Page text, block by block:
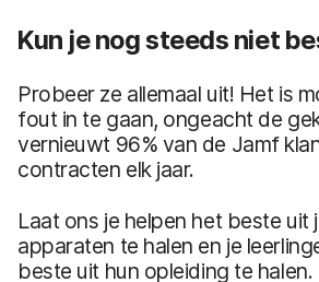
Kun je nog steeds niet
Probeer ze allemaal uit! Het is
fout in te gaan, ongeacht de
vernieuwt 96% van de Jamf
contracten elk jaar.
Laat ons je helpen het beste uit
apparaten te halen en je
beste uit hun opleiding te halen.